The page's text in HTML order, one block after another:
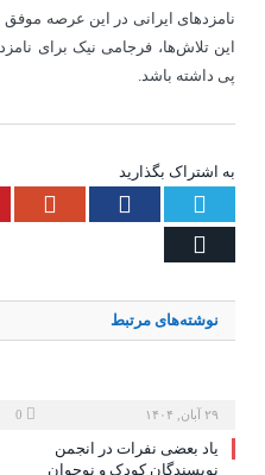
نامزدهای ایرانی در این عرصه
این تلاش‌ها، فرجامی نیک برای
پی داشته باشد.
به اشتراک بگذارید
Twitter
Facebook
نوشته‌های مرتبط
۲۹ آبان, ۱۴۰۴
یاد بعضی نفرات در انجمن
نویسندگان کودک و نوجوان